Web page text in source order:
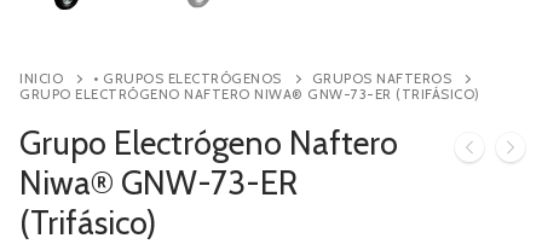
INICIO • GRUPOS ELECTRÓGENOS
GRUPOS NAFTEROS
GRUPO ELECTRÓGENO NAFTERO NIWA® GNW-73-ER (TRIFÁSICO)
Grupo Electrógeno Naftero
Niwa® GNW-73-ER
(Trifásico)